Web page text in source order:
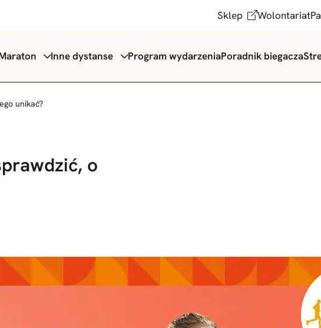
Sklep Wolontariat
Inne dystanse Program wydarzeniaPoradnik biegacza
unikać?
o